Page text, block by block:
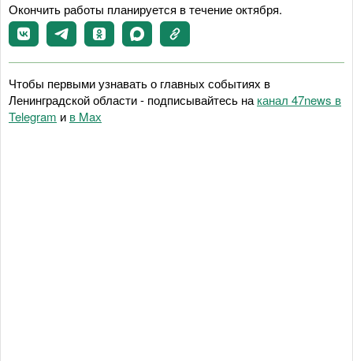
Окончить работы планируется в течение октября.
Чтобы первыми узнавать о главных событиях в
Ленинградской области - подписывайтесь на канал 47news в
Telegram и в Maх